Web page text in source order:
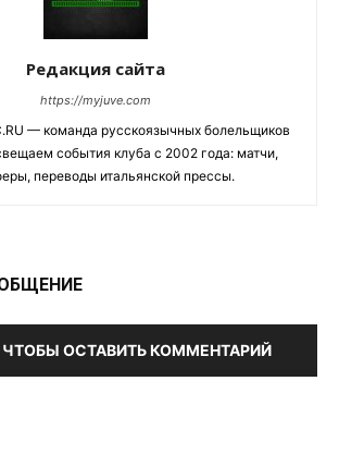
Редакция сайта
https://myjuve.com
— команда русскоязычных болельщиков
события клуба с 2002 года: матчи,
переводы итальянской прессы.
ЧТОБЫ ОСТАВИТЬ КОММЕНТАРИЙ